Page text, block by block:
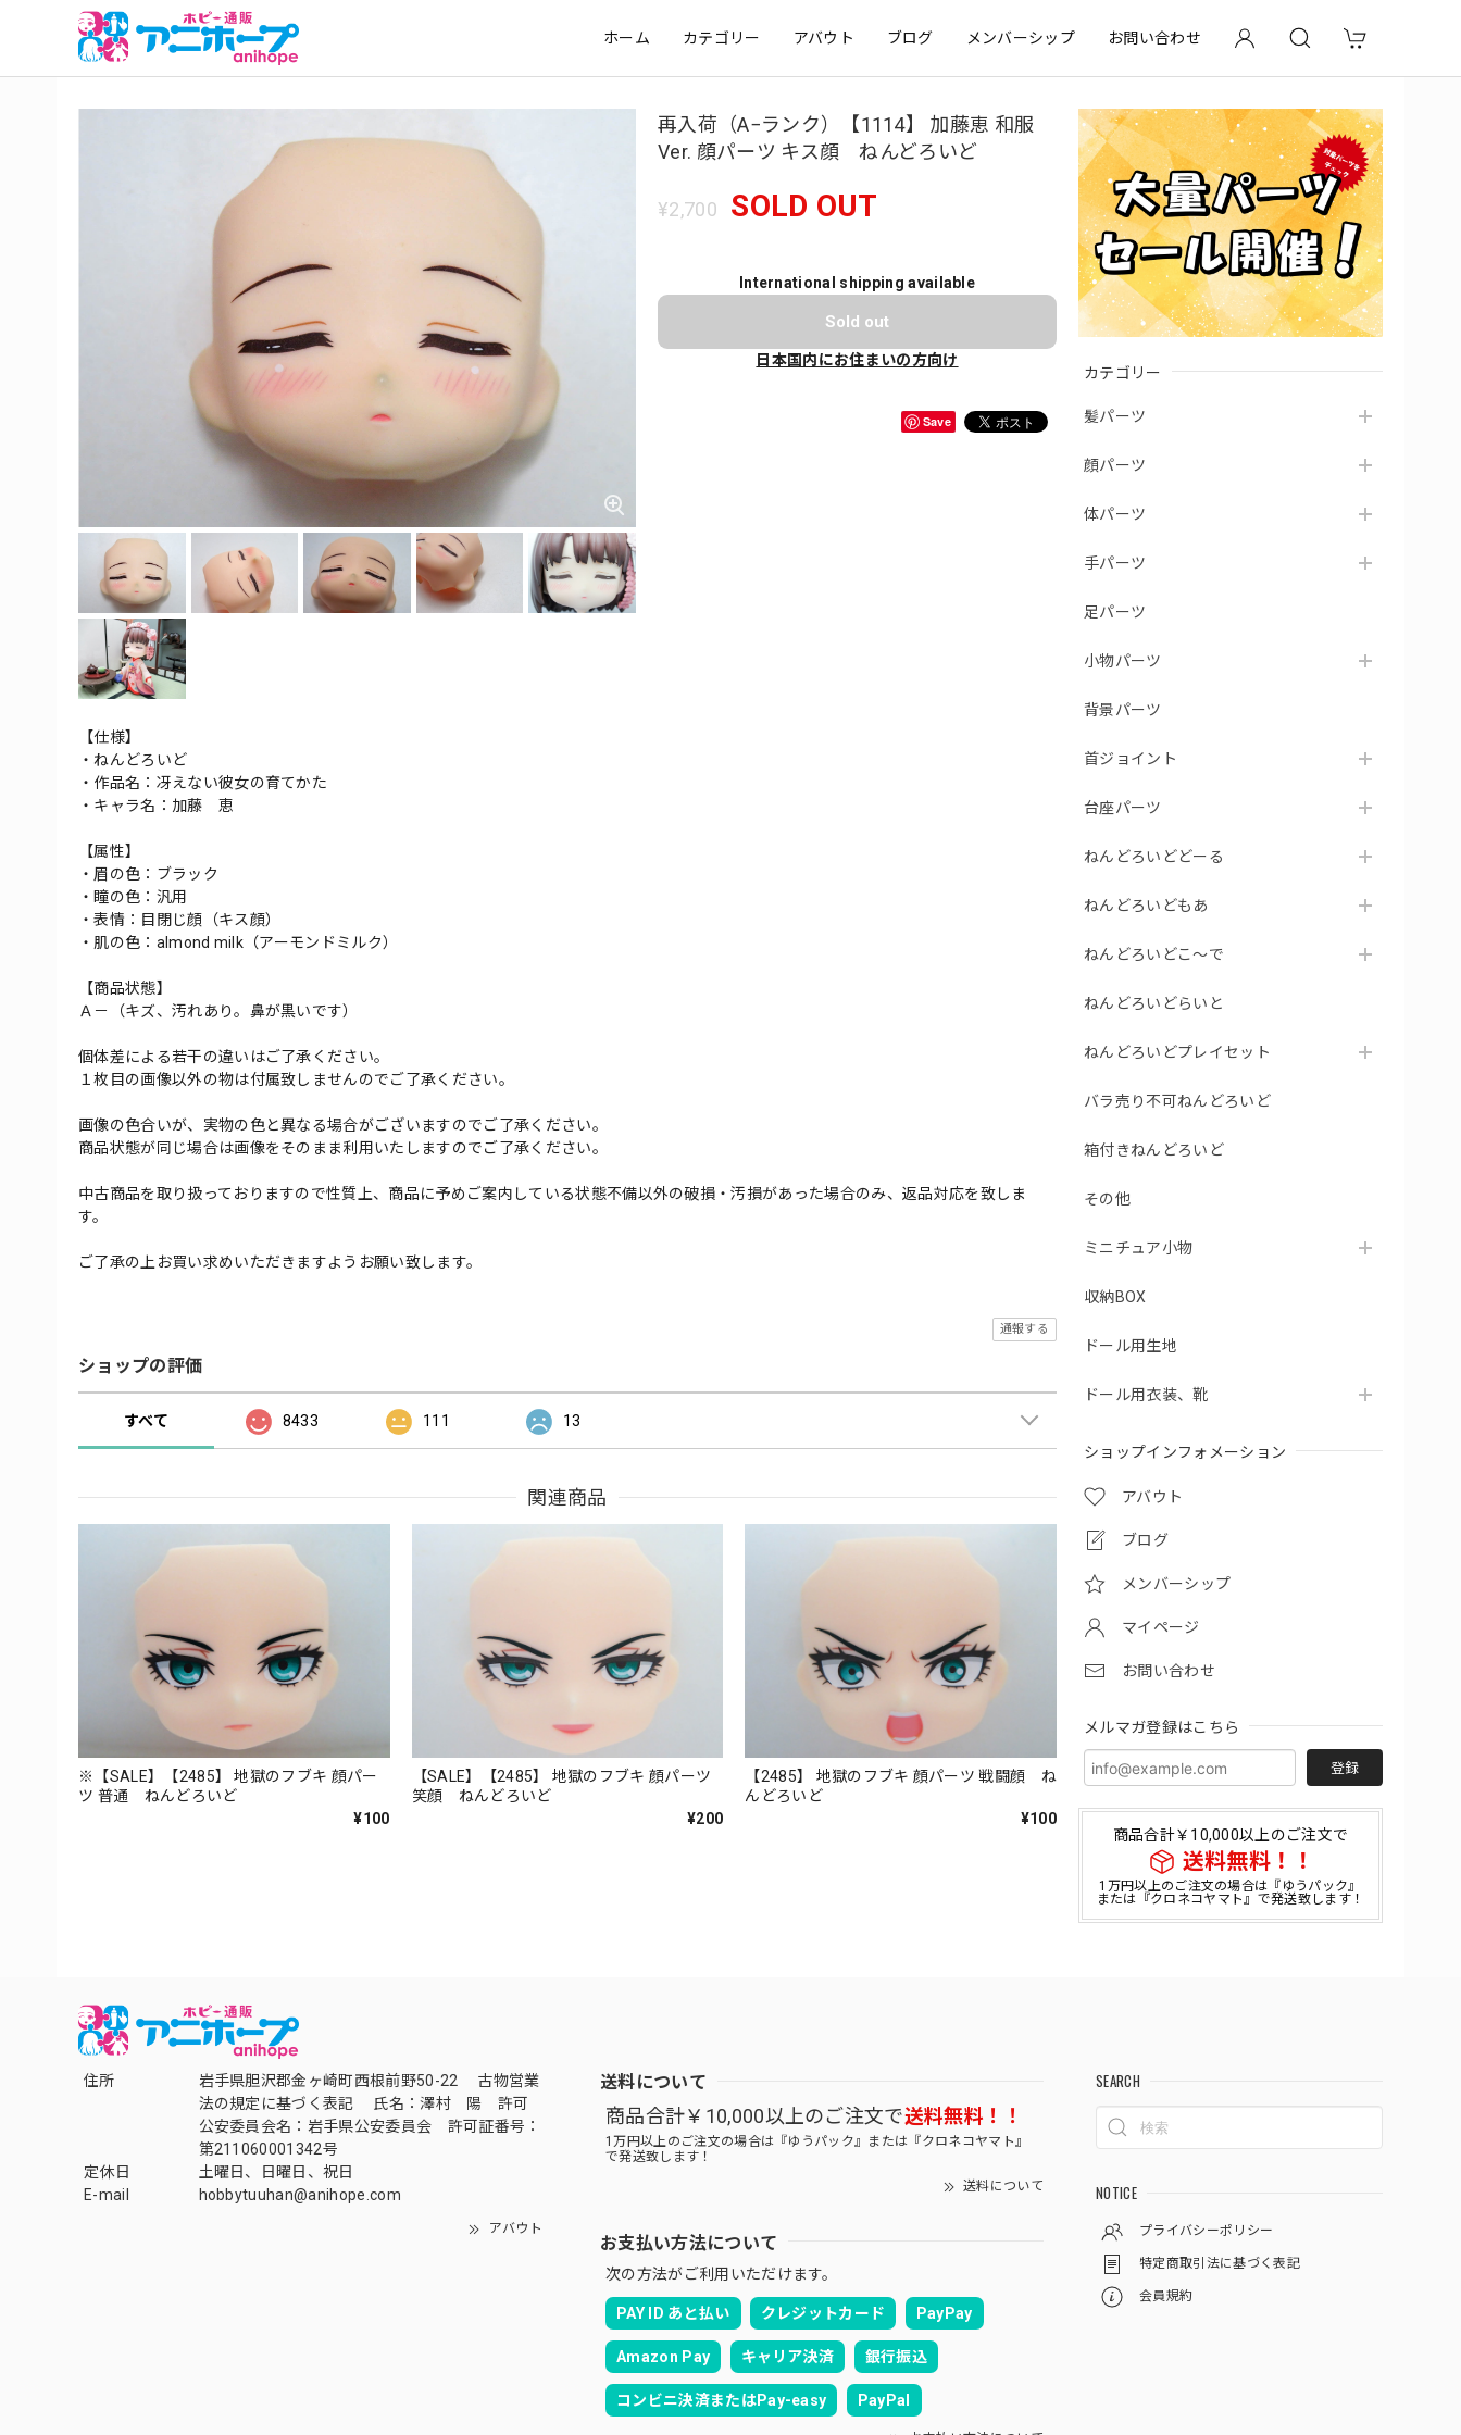
ホーム カテゴリー アバウト ブログ メンバーシップ お問い合わせ
カテゴリー
髪パーツ
顔パーツ
体パーツ
手パーツ
足パーツ
小物パーツ
背景パーツ
首ジョイント
台座パーツ
ねんどろいどどーる
ねんどろいどもあ
ねんどろいどこ～で
ねんどろいどらいと
ねんどろいどプレイセット
バラ売り不可ねんどろいど
箱付きねんどろいど
その他
ミニチュア小物
収納BOX
ドール用生地
ドール用衣装、靴
ショップインフォメーション
アバウト
ブログ
メンバーシップ
マイページ
お問い合わせ
メルマガ登録はこちら
登録
商品合計￥10,000以上のご注文で
送料無料！！
1万円以上のご注文の場合は『ゆうパック』
または『クロネコヤマト』で発送致します！
再入荷（A−ランク）【1114】 加藤恵 和服
Ver. 顔パーツ キス顔 ねんどろいど
¥2,700 SOLD OUT
International shipping available
Sold out
日本国内にお住まいの方向け
Save
【仕様】
・ねんどろいど
・作品名：冴えない彼女の育てかた
・キャラ名：加藤 恵
【属性】
・眉の色：ブラック
・瞳の色：汎用
・表情：目閉じ顔（キス顔）
・肌の色：almond milk（アーモンドミルク）
【商品状態】
Ａ－（キズ、汚れあり。鼻が黒いです）
個体差による若干の違いはご了承ください。
１枚目の画像以外の物は付属致しませんのでご了承ください。
画像の色合いが、実物の色と異なる場合がございますのでご了承ください。
商品状態が同じ場合は画像をそのまま利用いたしますのでご了承ください。
中古商品を取り扱っておりますので性質上、商品に予めご案内している状態不備以外の破損・汚損があった場合のみ、返品対応を致しま
す。
ご了承の上お買い求めいただきますようお願い致します。
通報する
ショップの評価
すべて 8433 111 13
関連商品
※【SALE】【2485】 地獄のフブキ 顔パー
ツ 普通 ねんどろいど
¥100
【SALE】【2485】 地獄のフブキ 顔パーツ
笑顔 ねんどろいど
¥200
【2485】 地獄のフブキ 顔パーツ 戦闘顔 ね
んどろいど
¥100
住所
岩手県胆沢郡金ヶ崎町西根前野50-22 古物営業
法の規定に基づく表記 氏名：澤村 陽 許可
公安委員会名：岩手県公安委員会 許可証番号：
第211060001342号
定休日
土曜日、日曜日、祝日
E-mail
hobbytuuhan@anihope.com
アバウト
送料について
商品合計￥10,000以上のご注文で送料無料！！
1万円以上のご注文の場合は『ゆうパック』または『クロネコヤマト』
で発送致します！
送料について
お支払い方法について
次の方法がご利用いただけます。
PAY ID あと払い クレジットカード PayPay
Amazon Pay キャリア決済 銀行振込
コンビニ決済またはPay-easy PayPal
SEARCH
NOTICE
プライバシーポリシー
特定商取引法に基づく表記
会員規約